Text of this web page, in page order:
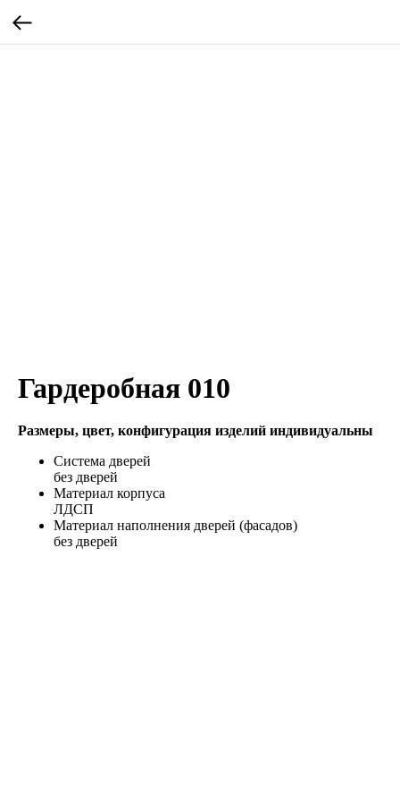
Гардеробная 010
Размеры, цвет, конфигурация изделий индивидуальны
Система дверей
без дверей
Материал корпуса
ЛДСП
Материал наполнения дверей (фасадов)
без дверей